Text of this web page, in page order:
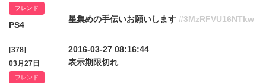
フレンド
PS4
星集めの手伝いお願いします #3MzRFVU16NTkw
[378]
03月27日
フレンド
2016-03-27 08:16:44
表示期限切れ